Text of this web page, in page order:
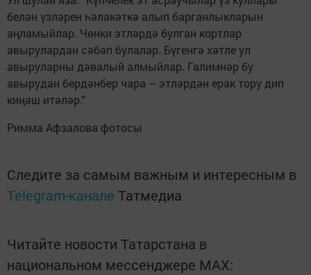
белән үзләрен һәлакәткә алып барганлыкларын
аңламыйлар. Чөнки этләрдә булган кортлар
авырулардан сәбәп булалар. Бүгенгә хәтле ул
авыруларны дәвалый алмыйлар. Галимнәр бу
авырудан бердәнбер чара – этләрдән ерак тору дип
киңәш итәләр.”
Римма Афзалова фотосы
Следите за самым важным и интересным в
Telegram-канале Татмедиа
Читайте новости Татарстана в
национальном мессенджере MАХ: